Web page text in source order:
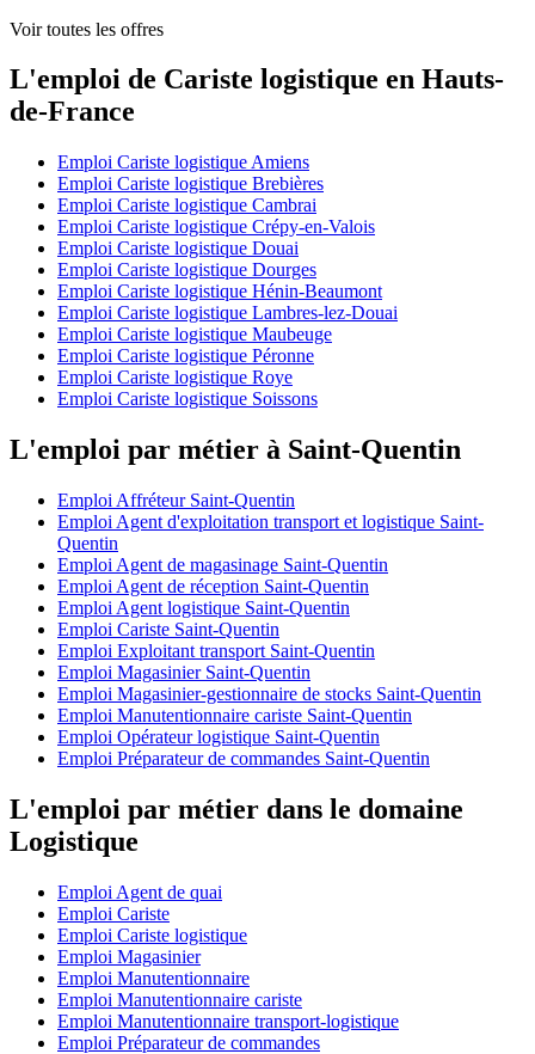
Voir toutes les offres
L'emploi de Cariste logistique en Hauts-
de-France
Emploi Cariste logistique Amiens
Emploi Cariste logistique Brebières
Emploi Cariste logistique Cambrai
Emploi Cariste logistique Crépy-en-Valois
Emploi Cariste logistique Douai
Emploi Cariste logistique Dourges
Emploi Cariste logistique Hénin-Beaumont
Emploi Cariste logistique Lambres-lez-Douai
Emploi Cariste logistique Maubeuge
Emploi Cariste logistique Péronne
Emploi Cariste logistique Roye
Emploi Cariste logistique Soissons
L'emploi par métier à Saint-Quentin
Emploi Affréteur Saint-Quentin
Emploi Agent d'exploitation transport et logistique Saint-
Quentin
Emploi Agent de magasinage Saint-Quentin
Emploi Agent de réception Saint-Quentin
Emploi Agent logistique Saint-Quentin
Emploi Cariste Saint-Quentin
Emploi Exploitant transport Saint-Quentin
Emploi Magasinier Saint-Quentin
Emploi Magasinier-gestionnaire de stocks Saint-Quentin
Emploi Manutentionnaire cariste Saint-Quentin
Emploi Opérateur logistique Saint-Quentin
Emploi Préparateur de commandes Saint-Quentin
L'emploi par métier dans le domaine
Logistique
Emploi Agent de quai
Emploi Cariste
Emploi Cariste logistique
Emploi Magasinier
Emploi Manutentionnaire
Emploi Manutentionnaire cariste
Emploi Manutentionnaire transport-logistique
Emploi Préparateur de commandes